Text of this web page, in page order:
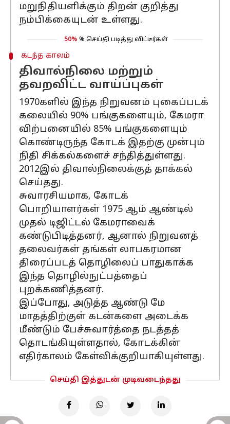
மறுநிதியளிக்கும் திறன் குறித்து
நம்பிக்கையுடன் உள்ளது.
50% % செய்தி படித்து விட்டீர்கள்
கடந்த காலம்
திவால்நிலை மற்றும்
தவறவிட்ட வாய்ப்புகள்
1970களில் இந்த நிறுவனம் புகைப்படக்
கலையில் 90% பங்குகளையும், கேமரா
விற்பனையில் 85% பங்குகளையும்
கொண்டிருந்த கோடக் இதற்கு முன்பும்
நிதி சிக்கல்களைச் சந்தித்துள்ளது.
2012இல் திவால்நிலைக்குத் தாக்கல்
செய்தது.
சுவாரசியமாக, கோடக்
பொறியாளர்கள் 1975 ஆம் ஆண்டில்
முதல் டிஜிட்டல் கேமராவைக்
கண்டுபிடித்தனர், ஆனால் நிறுவனத்
தலைவர்கள் தங்கள் லாபகரமான
திரைப்படத் தொழிலைப் பாதுகாக்க
இந்த தொழில்நுட்பத்தைப்
புறக்கணித்தனர்.
இப்போது, அடுத்த ஆண்டு மே
மாதத்திற்குள் கடன்களை அடைக்க
மீண்டும் பேச்சுவார்த்தை நடத்தத்
தொடங்கியுள்ளதால், கோடக்கின்
எதிர்காலம் கேள்விக்குறியாகியுள்ளது.
செய்தி இத்துடன் முடிவடைந்தது